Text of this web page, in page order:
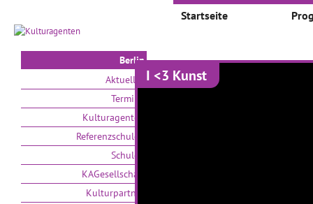
I <3 Kunst
Berlin
Aktuelles
Termine
Kulturagenten
Referenzschulen
Schulen
KAGesellschaft
Kulturpartner
Startseite
Projekte